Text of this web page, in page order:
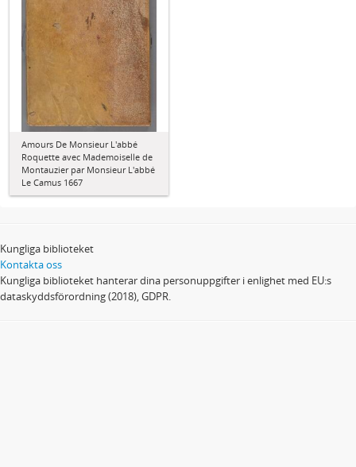
Amours De Monsieur L'abbé
Roquette avec Mademoiselle de
Montauzier par Monsieur L'abbé
Le Camus 1667
Kungliga biblioteket
Kontakta oss
Kungliga biblioteket hanterar dina personuppgifter i enlighet med EU:s
dataskyddsförordning (2018), GDPR.